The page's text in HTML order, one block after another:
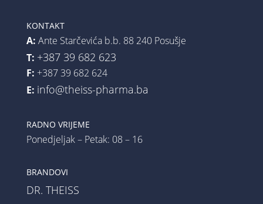
KONTAKT
A: Ante Starčevića b.b. 88 240 Posušje
T: +387 39 682 623
F: +387 39 682 624
E: info@theiss-pharma.ba
RADNO VRIJEME
Ponedjeljak – Petak: 08 – 16
BRANDOVI
DR. THEISS